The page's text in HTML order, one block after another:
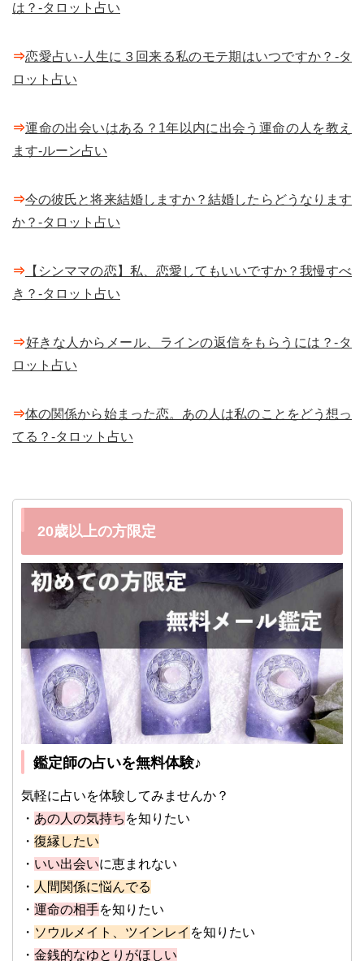
は？-タロット占い
⇒恋愛占い-人生に３回来る私のモテ期はいつですか？-タ
ロット占い
⇒運命の出会いはある？1年以内に出会う運命の人を教え
ます-ルーン占い
⇒今の彼氏と将来結婚しますか？結婚したらどうなります
か？-タロット占い
⇒ 【シンママの恋】私、恋愛してもいいですか？我慢すべ
き？-タロット占い
⇒好きな人からメール、ラインの返信をもらうには？-タ
ロット占い
⇒体の関係から始まった恋。あの人は私のことをどう想っ
てる？-タロット占い
20歳以上の方限定
鑑定師の占いを無料体験♪
気軽に占いを体験してみませんか？
・ あの人の気持ち を知りたい
・ 復縁したい
・ いい出会いに恵まれない
・ 人間関係に悩んでる
・ 運命の相手を知りたい
・ ソウルメイト、ツインレイ を知りたい
・ 金銭的なゆとりがほしい